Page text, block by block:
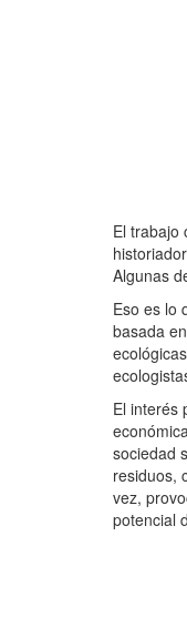
El trabajo
Algunas
Eso es lo
basada
El interés
sociedad
residuos,
vez,
potencial